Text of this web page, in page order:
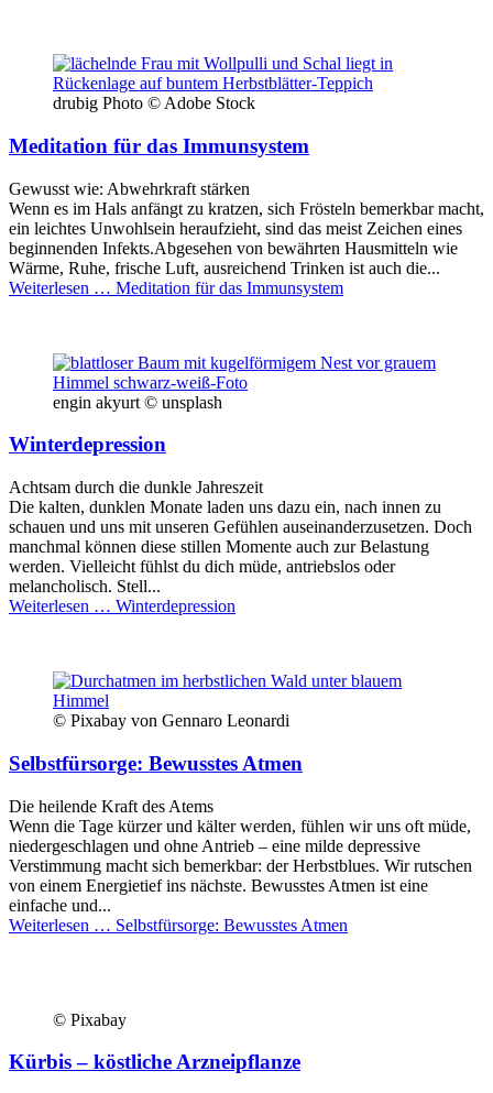
drubig Photo © Adobe Stock
Meditation für das Immunsystem
Gewusst wie: Abwehrkraft stärken
Wenn es im Hals anfängt zu kratzen, sich Frösteln bemerkbar macht,
ein leichtes Unwohlsein heraufzieht, sind das meist Zeichen eines
beginnenden Infekts.Abgesehen von bewährten Hausmitteln wie
Wärme, Ruhe, frische Luft, ausreichend Trinken ist auch die...
Weiterlesen … Meditation für das Immunsystem
engin akyurt © unsplash
Winterdepression
Achtsam durch die dunkle Jahreszeit
Die kalten, dunklen Monate laden uns dazu ein, nach innen zu
schauen und uns mit unseren Gefühlen auseinanderzusetzen. Doch
manchmal können diese stillen Momente auch zur Belastung
werden. Vielleicht fühlst du dich müde, antriebslos oder
melancholisch. Stell...
Weiterlesen … Winterdepression
© Pixabay von Gennaro Leonardi
Selbstfürsorge: Bewusstes Atmen
Die heilende Kraft des Atems
Wenn die Tage kürzer und kälter werden, fühlen wir uns oft müde,
niedergeschlagen und ohne Antrieb – eine milde depressive
Verstimmung macht sich bemerkbar: der Herbstblues. Wir rutschen
von einem Energietief ins nächste. Bewusstes Atmen ist eine
einfache und...
Weiterlesen … Selbstfürsorge: Bewusstes Atmen
© Pixabay
Kürbis – köstliche Arzneipflanze